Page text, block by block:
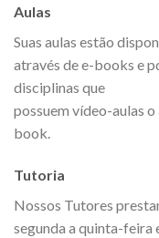
Aulas
Suas aulas estão
através de e-books e
disciplinas que
possuem vídeo-aulas
book.
Tutoria
Nossos Tutores
segunda a quinta-feira